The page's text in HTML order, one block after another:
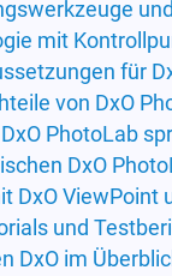
mit
für
von DxO
PhotoLab
DxO
DxO ViewPoint
und
DxO im